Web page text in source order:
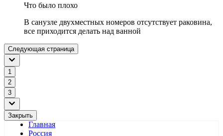
Что было плохо
В санузле двухместных номеров отсутствует раковина,
все приходится делать над ванной
Следующая страница
1
2
3
Закрыть
Главная
Россия